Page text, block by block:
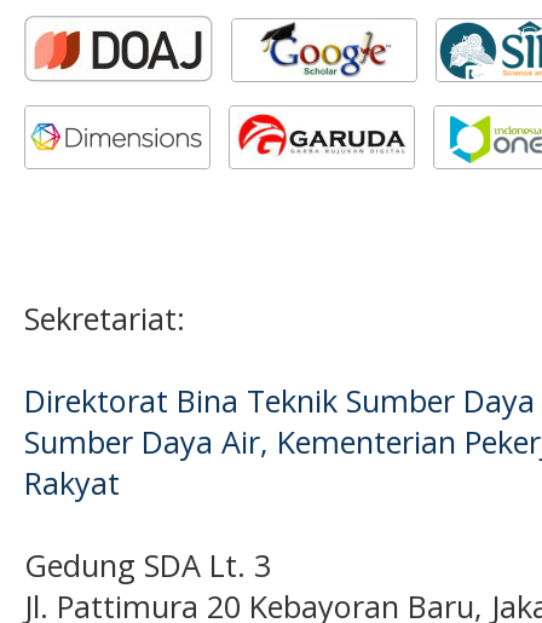
Sekretariat:
Direktorat Bina Teknik Sumber
Sumber Daya Air, Kementerian
Rakyat
Gedung SDA Lt. 3
Jl. Pattimura 20 Kebayoran Baru,